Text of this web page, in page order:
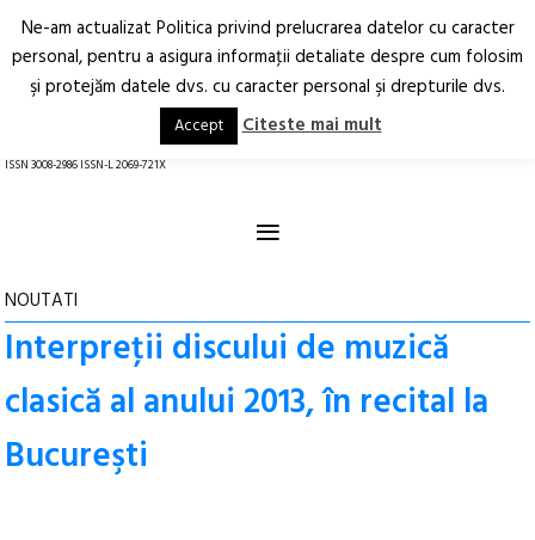
Arhitectură.
Oraș.
RO EN
ISSN 3008-2986 ISSN-L 2069-721X
≡
NOUTATI
Interpreţii discului de muzică
clasică al anului 2013, în recital la
Bucureşti
Ne-am actualizat Politica privind prelucrarea datelor cu caracter
personal, pentru a asigura informaţii detaliate despre cum folosim
şi protejăm datele dvs. cu caracter personal şi drepturile dvs.
Accept Citeste mai mult